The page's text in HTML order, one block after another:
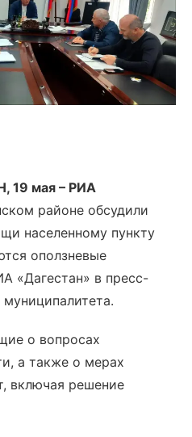
19 мая – РИА
районе обсудили
населенному пункту
оползневые
«Дагестан» в пресс-
о вопросах
а также о мерах
включая решение